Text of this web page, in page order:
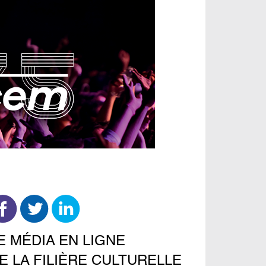
MÉDIA EN LIGNE
LA FILIÈRE CULTURELLE